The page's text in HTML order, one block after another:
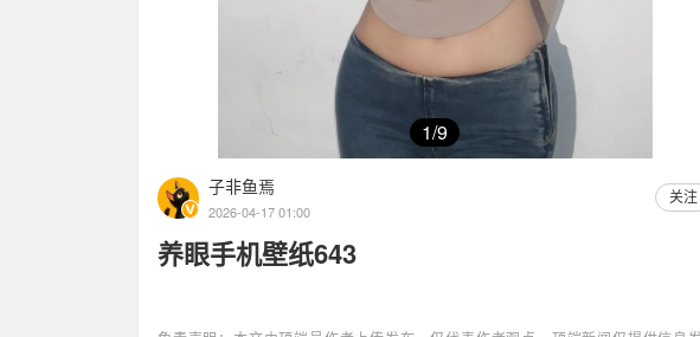
1/9
子非鱼焉
2026-04-17 01:00
关注
养眼手机壁纸643